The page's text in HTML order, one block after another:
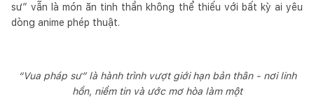
sư” vẫn là món ăn tinh thần không thể thiếu với bất kỳ ai yêu
dòng anime phép thuật.
“Vua pháp sư” là hành trình vượt giới hạn bản thân - nơi linh
hồn, niềm tin và ước mơ hòa làm một